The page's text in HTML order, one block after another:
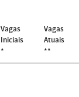
Vagas
Iniciais
*
Vagas
Atuais
**